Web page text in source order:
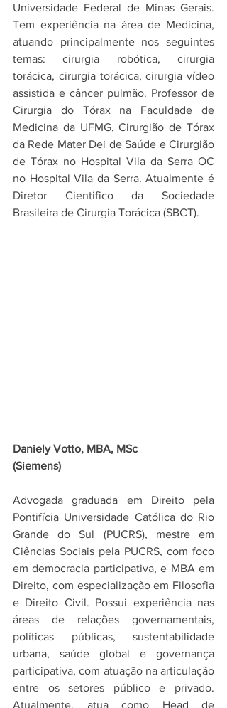
Universidade Federal de Minas Gerais.
Tem experiência na área de Medicina,
atuando principalmente nos seguintes
temas: cirurgia robótica, cirurgia
torácica, cirurgia torácica, cirurgia vídeo
assistida e câncer pulmão. Professor de
Cirurgia do Tórax na Faculdade de
Medicina da UFMG, Cirurgião de Tórax
da Rede Mater Dei de Saúde e Cirurgião
de Tórax no Hospital Vila da Serra OC
no Hospital Vila da Serra. Atualmente é
Diretor Cientifico da Sociedade
Brasileira de Cirurgia Torácica (SBCT).
Daniely Votto, MBA, MSc
(Siemens)
Advogada graduada em Direito pela
Pontifícia Universidade Católica do Rio
Grande do Sul (PUCRS), mestre em
Ciências Sociais pela PUCRS, com foco
em democracia participativa, e MBA em
Direito, com especialização em Filosofia
e Direito Civil. Possui experiência nas
áreas de relações governamentais,
políticas públicas, sustentabilidade
urbana, saúde global e governança
participativa, com atuação na articulação
entre os setores público e privado.
Atualmente, atua como Head de